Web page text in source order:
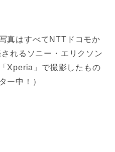
真はすべてNTTドコモか
れるソニー・エリクソン
Xperia」で撮影したもの
ー中！）